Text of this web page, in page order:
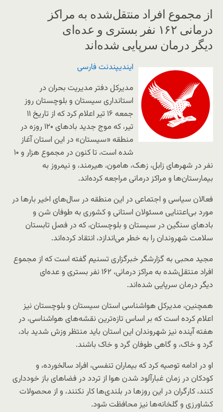
از مجموع افراد منتقل‌شده به مراکز
درمانی ۱۶۲ نفر بستری و عده‌ای
دیگر درمان سرپایی شده‌اند
ایندیپندنت فارسی
مدیرکل دفتر مدیریت بحران در
استانداری سیستان و بلوچستان روز
جمعه ۱۶ تیر اعلام کرد که از تاریخ ۱۱
تیر، که موج جدید بادهای ۱۲۰ روزه در
منطقه «سیستان» در این استان آغاز
شده است، تا کنون در مجموع هزار و ۱۰
نفر در شهرهای زابل، زهک، هامون، هیرمند، و نیمروز به
بیمارستان‌ها و مراکز درمانی مراجعه کرده‌اند.
فعالان سیاسی و اجتماعی در این منطقه در سال‌های اخیر بارها در
مورد بی‌اعتنایی مسئولان استانی و کشوری به طوفان شن و
بادهای سنگین در سیستان‌ و بلوچستان، که در فصل تابستان
سلامت شهروندان را به‌ خطر می‌اندازد، انتقاد کرده‌اند.
مجید محبی به گزارشگر خبرگزاری تسنیم گفته است که از مجموع
افراد منتقل‌شده به مراکز درمانی، ۱۶۲ نفر بستری و عده‌ای
دیگر درمان سرپایی شده‌اند.
همچنین، مدیرکل هواشناسی استان سیستان‌ و بلوچستان نیز
اعلام کرده است که بر اساس تازه‌ترین نقشه‌های هواشناسی، در
هفته آینده نیز شهروندان این استان باید منتظر وزش شدید باد،
گرد و خاک، و گاهی طوفان گرد و خاک باشند.
او در ادامه توصیه کرد که بیماران تنفسی، افراد سالخورده، و
کودکان در زمان غبارآلود شدن هوا از تردد در فضاهای باز خودداری
کنند، کارگران در این روزها در بلندی‌ها کار نکنند، و از محصولات
کشاورزی و گلخانه‌ها نیز محافظت شود.